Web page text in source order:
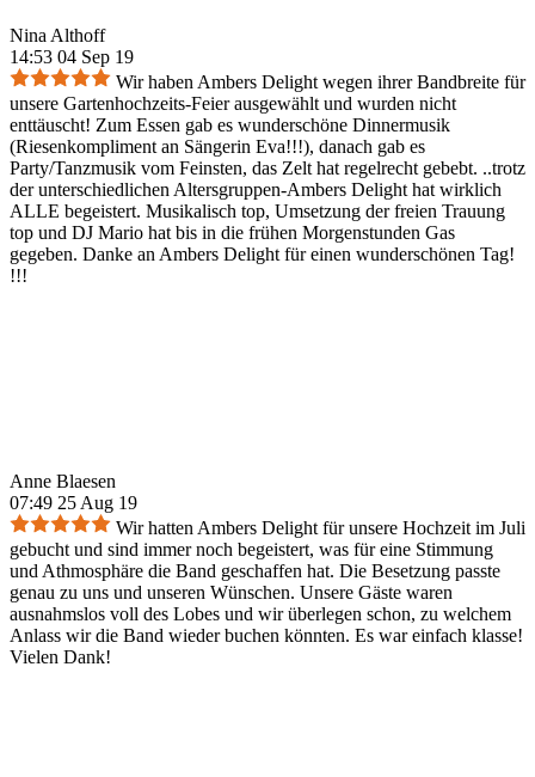
Nina Althoff
14:53 04 Sep 19
Wir haben Ambers Delight wegen ihrer Bandbreite für
unsere Gartenhochzeits-Feier ausgewählt und wurden nicht
enttäuscht! Zum Essen gab es wunderschöne Dinnermusik
(Riesenkompliment an Sängerin Eva!!!), danach gab es
Party/Tanzmusik vom Feinsten, das Zelt hat regelrecht gebebt. ..trotz
der unterschiedlichen Altersgruppen-Ambers Delight hat wirklich
ALLE begeistert. Musikalisch top, Umsetzung der freien Trauung
top und DJ Mario hat bis in die frühen Morgenstunden Gas
gegeben. Danke an Ambers Delight für einen wunderschönen Tag!
!!!
Anne Blaesen
07:49 25 Aug 19
Wir hatten Ambers Delight für unsere Hochzeit im Juli
gebucht und sind immer noch begeistert, was für eine Stimmung
und Athmosphäre die Band geschaffen hat. Die Besetzung passte
genau zu uns und unseren Wünschen. Unsere Gäste waren
ausnahmslos voll des Lobes und wir überlegen schon, zu welchem
Anlass wir die Band wieder buchen könnten. Es war einfach klasse!
Vielen Dank!